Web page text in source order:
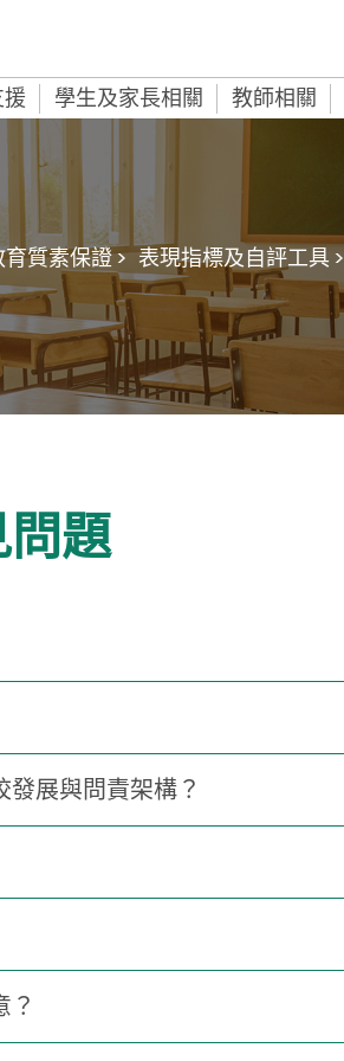
學生及家長相關 教師相關
質素保證 > 表現指標及自評工具 >
題
展與問責架構？
？